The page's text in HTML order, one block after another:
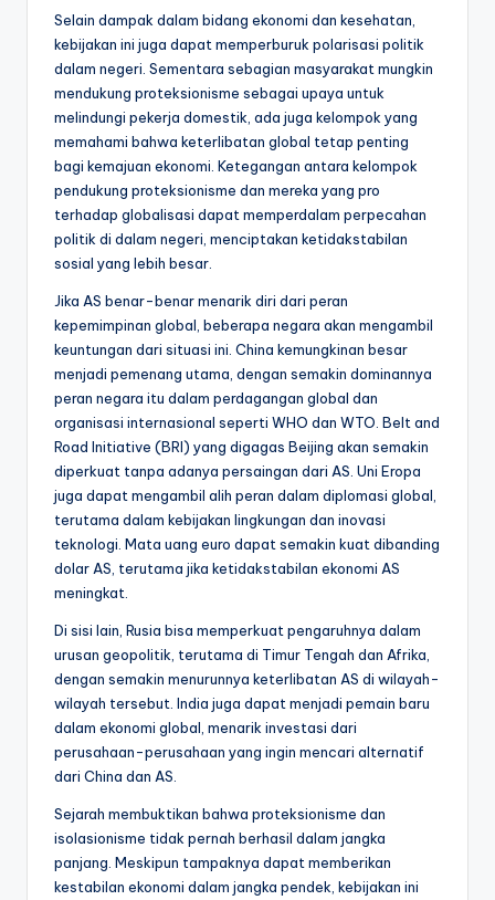
Selain dampak dalam bidang ekonomi dan kesehatan,
kebijakan ini juga dapat memperburuk polarisasi politik
dalam negeri. Sementara sebagian masyarakat mungkin
mendukung proteksionisme sebagai upaya untuk
melindungi pekerja domestik, ada juga kelompok yang
memahami bahwa keterlibatan global tetap penting
bagi kemajuan ekonomi. Ketegangan antara kelompok
pendukung proteksionisme dan mereka yang pro
terhadap globalisasi dapat memperdalam perpecahan
politik di dalam negeri, menciptakan ketidakstabilan
sosial yang lebih besar.
Jika AS benar-benar menarik diri dari peran
kepemimpinan global, beberapa negara akan mengambil
keuntungan dari situasi ini. China kemungkinan besar
menjadi pemenang utama, dengan semakin dominannya
peran negara itu dalam perdagangan global dan
organisasi internasional seperti WHO dan WTO. Belt and
Road Initiative (BRI) yang digagas Beijing akan semakin
diperkuat tanpa adanya persaingan dari AS. Uni Eropa
juga dapat mengambil alih peran dalam diplomasi global,
terutama dalam kebijakan lingkungan dan inovasi
teknologi. Mata uang euro dapat semakin kuat dibanding
dolar AS, terutama jika ketidakstabilan ekonomi AS
meningkat.
Di sisi lain, Rusia bisa memperkuat pengaruhnya dalam
urusan geopolitik, terutama di Timur Tengah dan Afrika,
dengan semakin menurunnya keterlibatan AS di wilayah-
wilayah tersebut. India juga dapat menjadi pemain baru
dalam ekonomi global, menarik investasi dari
perusahaan-perusahaan yang ingin mencari alternatif
dari China dan AS.
Sejarah membuktikan bahwa proteksionisme dan
isolasionisme tidak pernah berhasil dalam jangka
panjang. Meskipun tampaknya dapat memberikan
kestabilan ekonomi dalam jangka pendek, kebijakan ini